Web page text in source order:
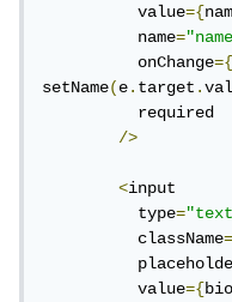
value={
name=
onChange
setName(e.target.
required
/>
<input
type=
className
value={